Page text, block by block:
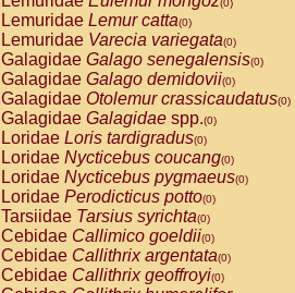
(0)
Lemuridae Lemur catta(0)
Lemuridae Varecia variegata(0)
Galagidae Galago senegalensis(0)
Galagidae Galago demidovii(0)
Galagidae Otolemur crassicaudatus(0)
Galagidae Galagidae spp.(0)
Loridae Loris tardigradus(0)
Loridae Nycticebus coucang(0)
Loridae Nycticebus pygmaeus(0)
Loridae Perodicticus potto(0)
Tarsiidae Tarsius syrichta(0)
Cebidae Callimico goeldii(0)
Cebidae Callithrix argentata(0)
Cebidae Callithrix geoffroyi(0)